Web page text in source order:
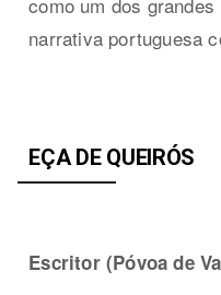
narrativa portuguesa
EÇA DE QUEIRÓS
Escritor (Póvoa de